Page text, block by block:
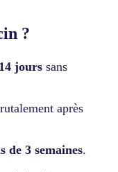
?
jours sans
après
de 3 semaines.